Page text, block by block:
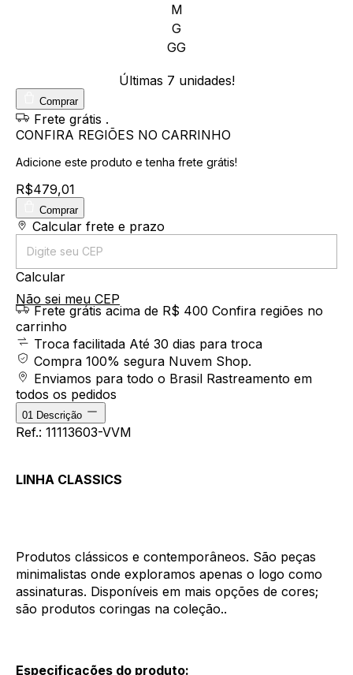
M
G
GG
Últimas 7 unidades!
Comprar
Frete grátis .
CONFIRA REGIÕES NO CARRINHO
Adicione este produto etenha frete grátis!
R$479,01
Comprar
Entregas para o CEP:
Calcular frete e prazo
Calcular
Não sei meu CEP
Frete grátis acima de R$ 400 Confira regiões no
carrinho
Troca facilitada Até 30 dias para troca
Compra 100% segura Nuvem Shop.
Enviamos para todo o Brasil Rastreamento em
todos os pedidos
01 Descrição
Ref.: 11113603-VVM
LINHA CLASSICS
Produtos clássicos e contemporâneos. São peças
minimalistas onde exploramos apenas o logo como
assinaturas. Disponíveis em mais opções de cores;
são produtos coringas na coleção..
Especificações do produto: